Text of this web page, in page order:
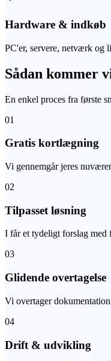
Hardware & indkøb
PC'er, servere, netværk og
Sådan kommer
En enkel proces fra første
01
Gratis kortlægning
Vi gennemgår jeres
02
Tilpasset løsning
I får et tydeligt forslag
03
Glidende overtagelse
Vi overtager
04
Drift & udvikling